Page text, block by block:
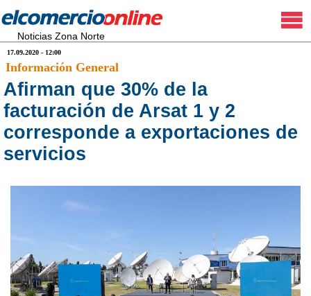
Noticias Zona Norte
17.09.2020 - 12:00
Información General
Afirman que 30% de la
facturación de Arsat 1 y 2
corresponde a exportaciones de
servicios